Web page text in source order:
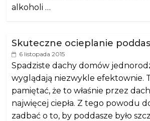
alkoholi …
Skuteczne ocieplanie
6 listopada 2015
Spadziste dachy domów
wyglądają niezwykle efektownie.
pamiętać, że to właśnie przez
najwięcej ciepła. Z tego powodu
zadbać o to, by poddasze było